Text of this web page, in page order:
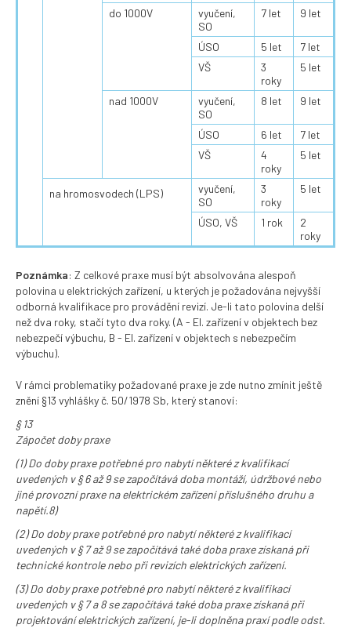
do 1000V
vyučení,
SO
7 let 9 let
ÚSO 5 let
7 let
VŠ
3
roky
5 let
nad 1000V
vyučení,
SO
8 let 9 let
ÚSO 6 let
7 let
VŠ
4
roky
5 let
na hromosvodech (LPS)
vyučení,
SO
3
roky
5 let
ÚSO, VŠ 1 rok
2
roky
Poznámka: Z celkové praxe musí být absolvována alespoň
polovina u elektrických zařízení, u kterých je požadována nejvyšší
odborná kvalifikace pro provádění revizí. Je-li tato polovina delší
než dva roky, stačí tyto dva roky. (A - El. zařízení v objektech bez
nebezpečí výbuchu, B - El. zařízení v objektech s nebezpečím
výbuchu).
V rámci problematiky požadované praxe je zde nutno zmínit ještě
znění §13 vyhlášky č. 50/1978 Sb, který stanoví:
§ 13
Zápočet doby praxe
(1) Do doby praxe potřebné pro nabytí některé z kvalifikací
uvedených v§ 6až9se započítává doba montáží, údržbové nebo
jiné provozní praxe na elektrickém zařízení příslušného druhu a
napětí.8)
(2) Do doby praxe potřebné pro nabytí některé z kvalifikací
uvedených v§ 7až9se započítává také doba praxe získaná při
technické kontrole nebo při revizích elektrických zařízení.
(3) Do doby praxe potřebné pro nabytí některé z kvalifikací
uvedených v§ 7a8se započítává také doba praxe získaná při
projektování elektrických zařízení, je-li doplněna praxí podleodst.